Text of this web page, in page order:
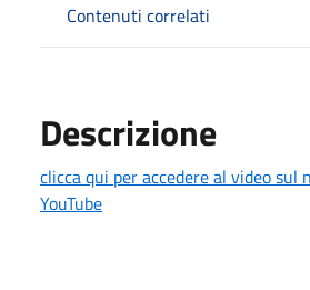
Contenuti correlati
Descrizione
clicca qui per accedere al video sul
YouTube